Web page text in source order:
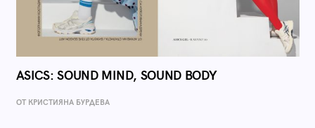
ASICS: SOUND MIND, SOUND BODY
ОТ КРИСТИЯНА БУРДЕВА